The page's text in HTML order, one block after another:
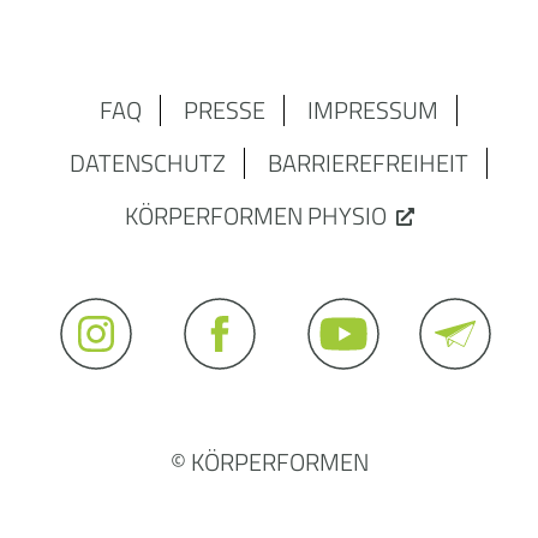
FAQ PRESSE
IMPRESSUM
DATENSCHUTZ
BARRIEREFREIHEIT
KÖRPERFORMEN PHYSIO
© KÖRPERFORMEN